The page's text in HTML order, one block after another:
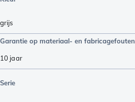
grijs
Garantie op materiaal- en fabricagefouten
10 jaar
Serie